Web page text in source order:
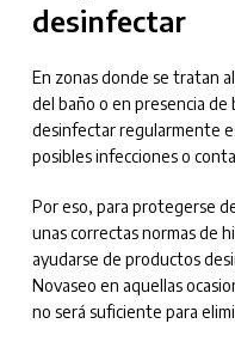
desinfectar
En zonas donde se tratan
del baño o en presencia de
desinfectar regularmente
posibles infecciones o
Por eso, para protegerse
unas correctas normas de
ayudarse de productos
Novaseo en aquellas
no será suficiente para